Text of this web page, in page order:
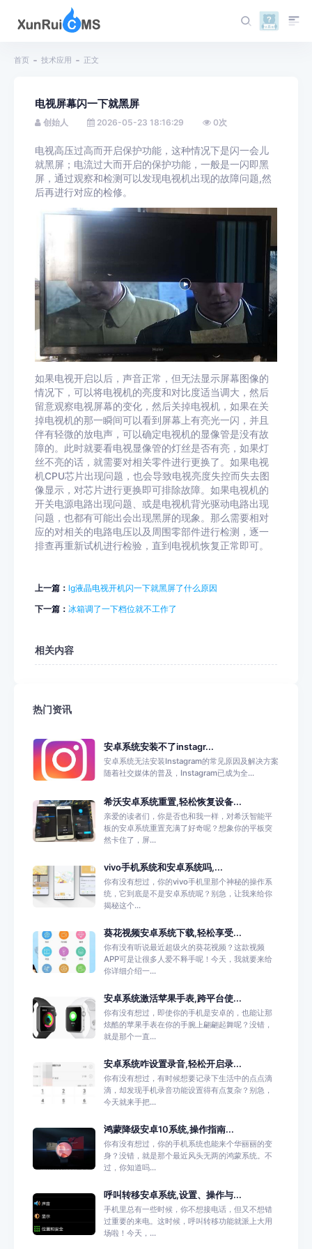
首页 技术应用 正文
电视屏幕闪一下就黑屏
创始人 2026-05-23 18:16:29 0次
电视高压过高而开启保护功能，这种情况下是闪一会儿
就黑屏；电流过大而开启的保护功能，一般是一闪即黑
屏，通过观察和检测可以发现电视机出现的故障问题,然
后再进行对应的检修。
如果电视开启以后，声音正常，但无法显示屏幕图像的
情况下，可以将电视机的亮度和对比度适当调大，然后
留意观察电视屏幕的变化，然后关掉电视机，如果在关
掉电视机的那一瞬间可以看到屏幕上有亮光一闪，并且
伴有轻微的放电声，可以确定电视机的显像管是没有故
障的。此时就要看电视显像管的灯丝是否有亮，如果灯
丝不亮的话，就需要对相关零件进行更换了。如果电视
机CPU芯片出现问题，也会导致电视亮度失控而失去图
像显示，对芯片进行更换即可排除故障。如果电视机的
开关电源电路出现问题、或是电视机背光驱动电路出现
问题，也都有可能出会出现黑屏的现象。那么需要相对
应的对相关的电路电压以及周围零部件进行检测，逐一
排查再重新试机进行检验，直到电视机恢复正常即可。
上一篇： lg液晶电视开机闪一下就黑屏了什么原因
下一篇： 冰箱调了一下档位就不工作了
相关内容
热门资讯
安卓系统安装不了instagr...
安卓系统无法安装Instagram的常见原因及解决方案
随着社交媒体的普及，Instagram已成为全...
希沃安卓系统重置,轻松恢复设备...
亲爱的读者们，你是否也和我一样，对希沃智能平
板的安卓系统重置充满了好奇呢？想象你的平板突
然卡住了，屏...
vivo手机系统和安卓系统吗,...
你有没有想过，你的vivo手机里那个神秘的操作系
统，它到底是不是安卓系统呢？别急，让我来给你
揭秘这个...
葵花视频安卓系统下载,轻松享受...
你有没有听说最近超级火的葵花视频？这款视频
APP可是让很多人爱不释手呢！今天，我就要来给
你详细介绍一...
安卓系统激活苹果手表,跨平台使...
你有没有想过，即使你的手机是安卓的，也能让那
炫酷的苹果手表在你的手腕上翩翩起舞呢？没错，
就是那个一直...
安卓系统咋设置录音,轻松开启录...
你有没有想过，有时候想要记录下生活中的点点滴
滴，却发现手机录音功能设置得有点复杂？别急，
今天就来手把...
鸿蒙降级安卓10系统,操作指南...
你有没有想过，你的手机系统也能来个华丽丽的变
身？没错，就是那个最近风头无两的鸿蒙系统。不
过，你知道吗...
呼叫转移安卓系统,设置、操作与...
手机里总有一些时候，你不想接电话，但又不想错
过重要的来电。这时候，呼叫转移功能就派上大用
场啦！今天，...